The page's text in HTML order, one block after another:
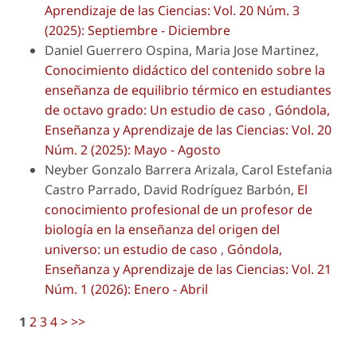
Aprendizaje de las Ciencias: Vol. 20 Núm. 3
(2025): Septiembre - Diciembre
Daniel Guerrero Ospina, Maria Jose Martinez,
Conocimiento didáctico del contenido sobre la
enseñanza de equilibrio térmico en estudiantes
de octavo grado: Un estudio de caso , Góndola,
Enseñanza y Aprendizaje de las Ciencias: Vol. 20
Núm. 2 (2025): Mayo - Agosto
Neyber Gonzalo Barrera Arizala, Carol Estefania
Castro Parrado, David Rodríguez Barbón, El
conocimiento profesional de un profesor de
biología en la enseñanza del origen del
universo: un estudio de caso , Góndola,
Enseñanza y Aprendizaje de las Ciencias: Vol. 21
Núm. 1 (2026): Enero - Abril
1 234>>>